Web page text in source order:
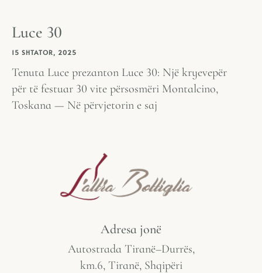
Luce 30
15 SHTATOR, 2025
Tenuta Luce prezanton Luce 30: Një kryevepër
për të festuar 30 vite përsosmëri Montalcino,
Toskana — Në përvjetorin e saj
Adresa jonë
Autostrada Tiranë–Durrës,
km.6, Tiranë, Shqipëri